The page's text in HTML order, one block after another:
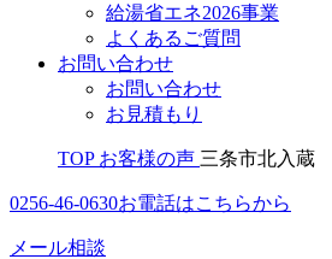
給湯省エネ2026事業
よくあるご質問
お問い合わせ
お問い合わせ
お見積もり
TOP お客様の声 三条市北入蔵
0256-46-0630お電話はこちらから
メール相談